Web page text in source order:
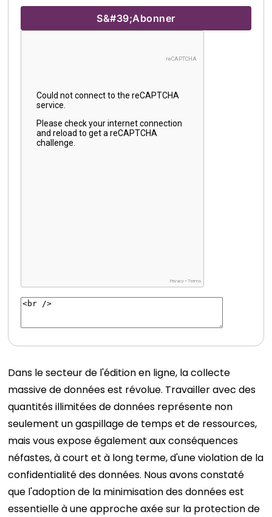
Dans le secteur de l'édition en ligne, la collecte
massive de données est révolue. Travailler avec des
quantités illimitées de données représente non
seulement un gaspillage de temps et de ressources,
mais vous expose également aux conséquences
néfastes, à court et à long terme, d'une violation de la
confidentialité des données. Nous avons constaté
que l'adoption de la minimisation des données est
essentielle à une approche axée sur la protection de